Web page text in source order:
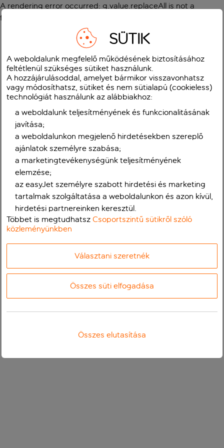
A rendering error occurred: g.value.replaceAll is not a
function
SÜTIK
A weboldalunk megfelelő működésének biztosításához
feltétlenül szükséges sütiket használunk.
A hozzájárulásoddal, amelyet bármikor visszavonhatsz
vagy módosíthatsz, sütiket és nem sütialapú (cookieless)
technológiát használunk az alábbiakhoz:
a weboldalunk teljesítményének és funkcionalitásának
javítása;
a weboldalunkon megjelenő hirdetésekben szereplő
ajánlatok személyre szabása;
a marketingtevékenységünk teljesítményének
elemzése;
az easyJet személyre szabott hirdetési és marketing
tartalmak szolgáltatása a weboldalunkon és azon kívül,
hirdetési partnereinken keresztül.
Többet is megtudhatszCsoportszintű sütikről szóló
közleményünkben
Választani szeretnék
Összes süti elfogadása
Összes elutasítása